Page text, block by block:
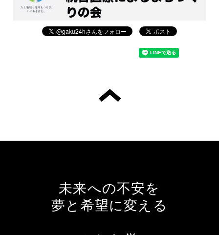
未来への不安を
夢と希望に変える